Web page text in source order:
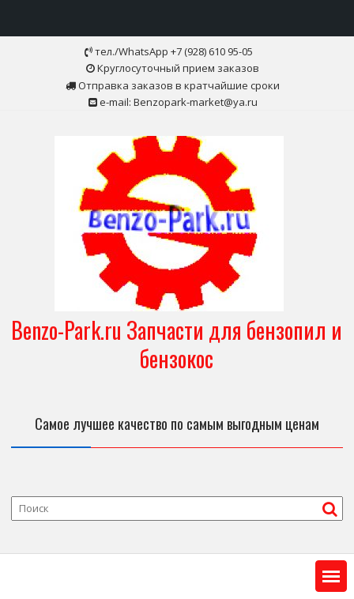
тел./WhatsApp +7 (928) 610 95-05
Круглосуточный прием заказов
Отправка заказов в кратчайшие сроки
e-mail: Benzopark-market@ya.ru
Benzo-Park.ru Запчасти для бензопил и
бензокос
Самое лучшее качество по самым выгодным ценам